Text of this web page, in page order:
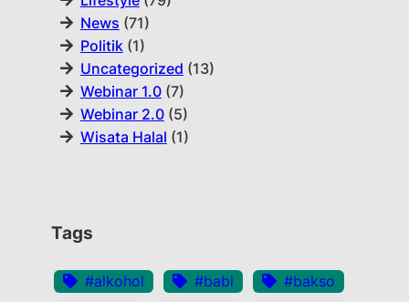
News (71)
Politik(1)
Uncategorized (13)
Webinar 1.0(7)
Webinar 2.0(5)
Wisata Halal (1)
Tags
#alkohol #babi
#bakso